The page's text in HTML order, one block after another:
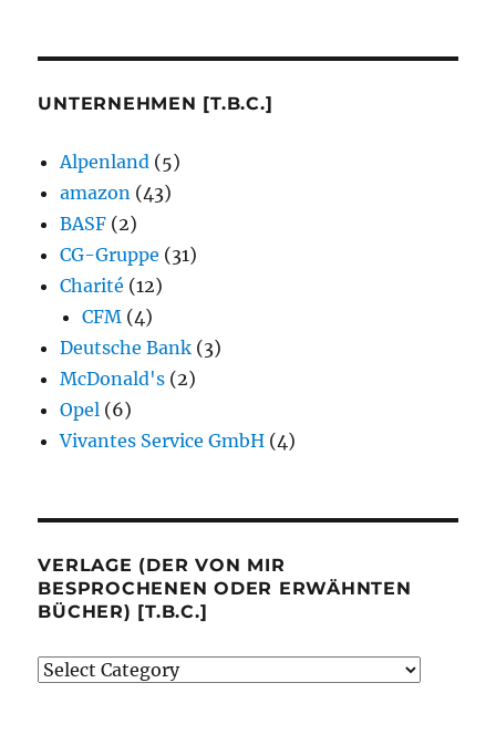
UNTERNEHMEN [T.B.C.]
Alpenland (5)
amazon (43)
BASF (2)
CG-Gruppe (31)
Charité (12)
CFM (4)
Deutsche Bank (3)
McDonald's (2)
Opel (6)
Vivantes Service GmbH (4)
VERLAGE (DER VON MIR
BESPROCHENEN ODER ERWÄHNTEN
BÜCHER) [T.B.C.]
Verlage